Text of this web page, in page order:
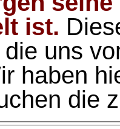
ist.
uns
haben
die